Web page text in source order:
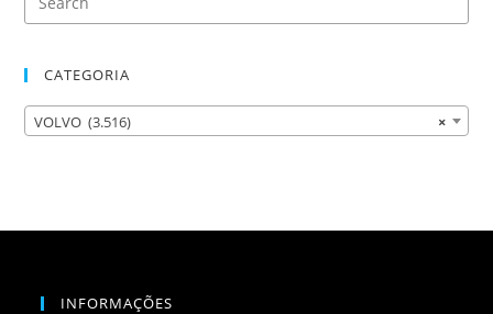
CATEGORIA
×
VOLVO (3.516)
INFORMAÇÕES